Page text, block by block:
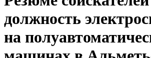
должность
на